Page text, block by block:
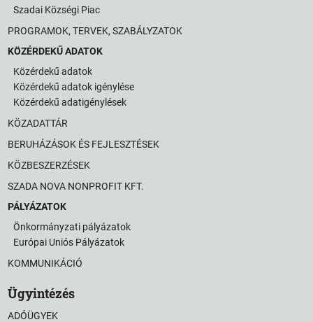
Szadai Községi Piac
PROGRAMOK, TERVEK, SZABÁLYZATOK
KÖZÉRDEKŰ ADATOK
Közérdekű adatok
Közérdekű adatok igénylése
Közérdekű adatigénylések
KÖZADATTÁR
BERUHÁZÁSOK ÉS FEJLESZTÉSEK
KÖZBESZERZÉSEK
SZADA NOVA NONPROFIT KFT.
PÁLYÁZATOK
Önkormányzati pályázatok
Európai Uniós Pályázatok
KOMMUNIKÁCIÓ
Ügyintézés
ADÓÜGYEK